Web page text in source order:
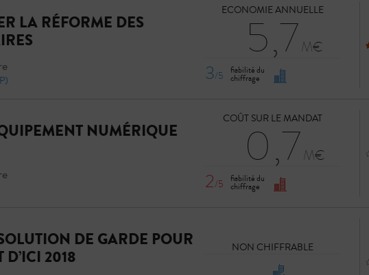
LA RÉFORME DES
ECONOMIE ANNUELLE
5,7
3/5 fiabilité du
chiffrage
NUMÉRIQUE
COÛT SUR LE MANDAT
0,7
2/5 fiabilité du
chiffrage
DE GARDE POUR
2018
NON CHIFFRABLE